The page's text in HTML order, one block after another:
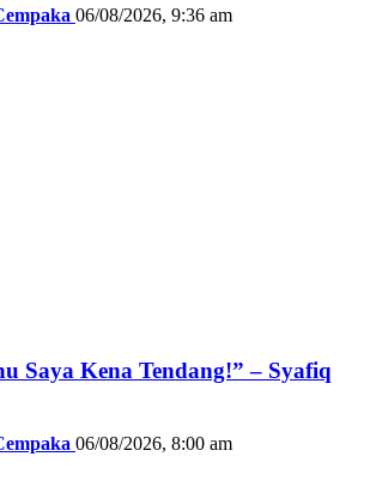
06/08/2026, 9:36 am
Saya Kena Tendang!” – Syafiq
06/08/2026, 8:00 am